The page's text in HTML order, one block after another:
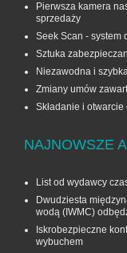
Pierwsza kamera
sprzedaży
Seek Scan - system
Sztuka
Niezawodna i
Zmiany umów
Składanie i
NAJNOWSZE
List od wydawcy
Dwudziesta
wodą (IWMC)
Iskrobezpieczne
wybuchem